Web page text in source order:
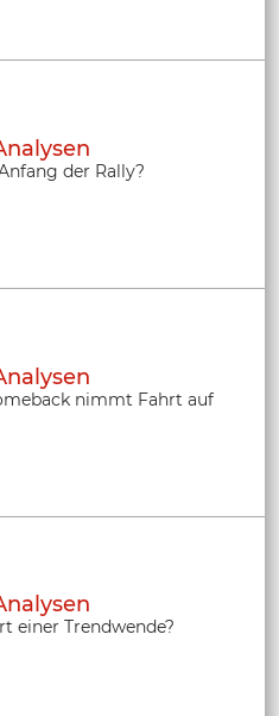
der Rally?
nimmt Fahrt auf
einer Trendwende?